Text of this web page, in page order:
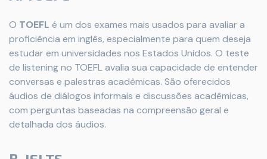
O TOEFL é um dos exames mais usados para avaliar a
proficiência em inglês, especialmente para quem deseja
estudar em universidades nos Estados Unidos. O teste
de listening no TOEFL avalia sua capacidade de entender
conversas e palestras acadêmicas. São oferecidos
áudios de diálogos informais e discussões acadêmicas,
com perguntas baseadas na compreensão geral e
detalhada dos áudios.